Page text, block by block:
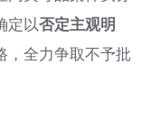
定以否定主观明
，全力争取不予批